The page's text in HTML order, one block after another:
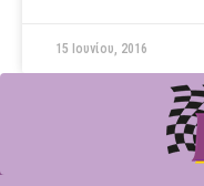
15 Ιουνίου, 2016